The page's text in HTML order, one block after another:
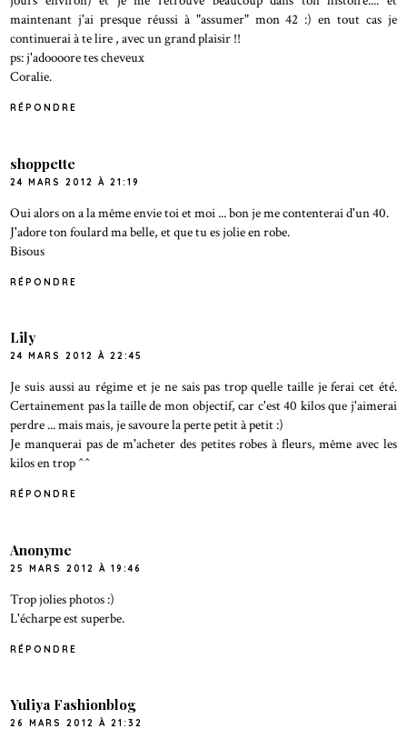
maintenant j'ai presque réussi à "assumer" mon 42 :) en tout cas je
continuerai à te lire , avec un grand plaisir !!
ps: j'adoooore tes cheveux
Coralie.
RÉPONDRE
shoppette
24 MARS 2012 À 21:19
Oui alors on a la même envie toi et moi ... bon je me contenterai d'un 40.
J'adore ton foulard ma belle, et que tu es jolie en robe.
Bisous
RÉPONDRE
Lily
24 MARS 2012 À 22:45
Je suis aussi au régime et je ne sais pas trop quelle taille je ferai cet été.
Certainement pas la taille de mon objectif, car c'est 40 kilos que j'aimerai
perdre ... mais mais, je savoure la perte petit à petit :)
Je manquerai pas de m'acheter des petites robes à fleurs, même avec les
kilos en trop ^^
RÉPONDRE
Anonyme
25 MARS 2012 À 19:46
Trop jolies photos :)
L'écharpe est superbe.
RÉPONDRE
Yuliya Fashionblog
26 MARS 2012 À 21:32